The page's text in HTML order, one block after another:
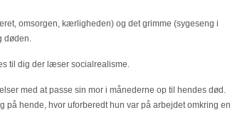
omsorgen, kærligheden) og det grimme (sygeseng i
døden.
til dig der læser socialrealisme.
med at passe sin mor i månederne op til hendes død.
på hende, hvor uforberedt hun var på arbejdet omkring en